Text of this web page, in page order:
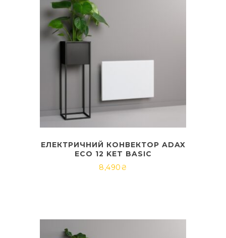
ЕЛЕКТРИЧНИЙ КОНВЕКТОР ADAX
ECO 12 KET BASIC
8,490₴